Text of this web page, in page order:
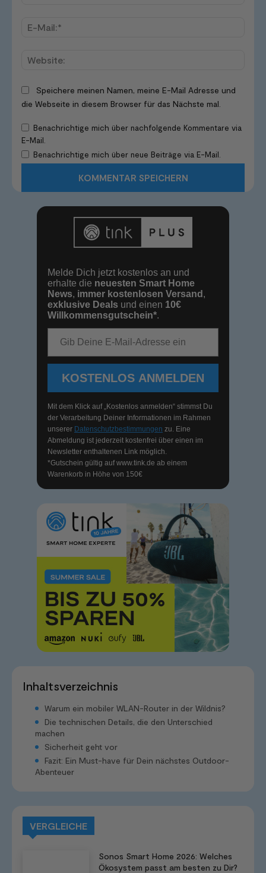
Speichere meinen Namen, meine E-Mail Adresse und
die Webseite in diesem Browser für das Nächste mal.
Benachrichtige mich über nachfolgende Kommentare via
E-Mail.
Benachrichtige mich über neue Beiträge via E-Mail.
Melde Dich jetzt kostenlos an und
erhalte die neuesten Smart Home
News, immer kostenlosen Versand ,
exklusive Deals und einen 10€
Willkommensgutschein*.
KOSTENLOS ANMELDEN
Mit dem Klick auf „Kostenlos anmelden“ stimmst Du
der Verarbeitung Deiner Informationen im Rahmen
unserer Datenschutzbestimmungen zu. Eine
Abmeldung ist jederzeit kostenfrei über einen im
Newsletter enthaltenen Link möglich.
*Gutschein gültig aufwww.tink.de ab einem
Warenkorb in Höhe von 150€
Inhaltsverzeichnis
Warum ein mobiler WLAN-Router in der Wildnis?
Die technischen Details, die den Unterschied
machen
Sicherheit geht vor
Fazit: Ein Must-have für Dein nächstes Outdoor-
Abenteuer
VERGLEICHE
Sonos Smart Home 2026: Welches
Ökosystem passt am besten zu Dir?